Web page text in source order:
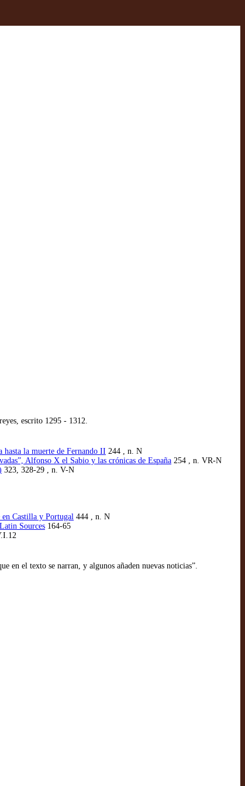
escrito 1295 - 1312.
la muerte de Fernando II 244 , n. N
Alfonso X el Sabio y las crónicas de España 254 , n. VR-N
323, 328-29 , n. V-N
Castilla y Portugal 444 , n. N
Sources 164-65
en el texto se narran, y algunos añaden nuevas noticias”.